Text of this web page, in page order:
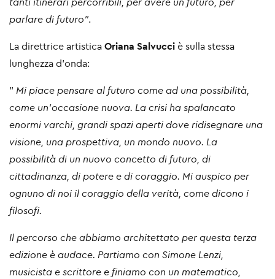
parlare di futuro".
La direttrice artistica Oriana Salvucci è sulla stessa
lunghezza d'onda:
" Mi piace pensare al futuro come ad una possibilità,
come un'occasione nuova. La crisi ha spalancato
enormi varchi, grandi spazi aperti dove ridisegnare una
visione, una prospettiva, un mondo nuovo. La
possibilità di un nuovo concetto di futuro, di
cittadinanza, di potere e di coraggio. Mi auspico per
ognuno di noi il coraggio della verità, come dicono i
filosofi.
Il percorso che abbiamo architettato per questa terza
edizione è audace. Partiamo con Simone Lenzi,
musicista e scrittore e finiamo con un matematico,